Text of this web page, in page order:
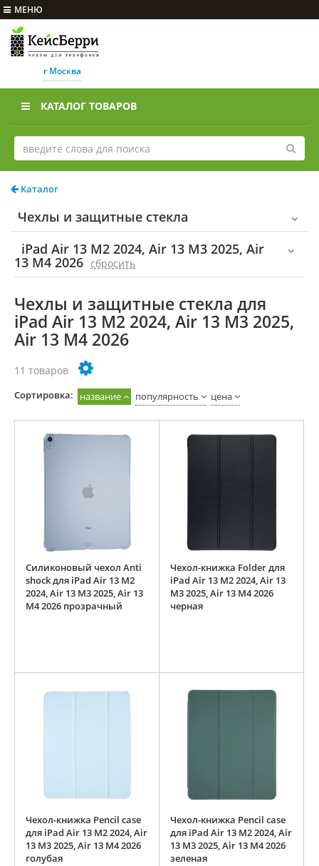
МЕНЮ
г Москва
КАТАЛОГ ТОВАРОВ
Каталог
Чехлы и защитные стекла
iPad Air 13 M2 2024, Air 13 M3 2025, Air
13 M4 2026 cбросить
Чехлы и защитные стекла для
iPad Air 13 M2 2024, Air 13 M3 2025,
Air 13 M4 2026
11 товаров
Cортировка: название популярность цена
Силиконовый чехол Anti
shock для iPad Air 13 M2
2024, Air 13 M3 2025, Air 13
M4 2026 прозрачный
Чехол-книжка Folder для
iPad Air 13 M2 2024, Air 13
M3 2025, Air 13 M4 2026
черная
Чехол-книжка Pencil case
для iPad Air 13 M2 2024, Air
13 M3 2025, Air 13 M4 2026
голубая
Чехол-книжка Pencil case
для iPad Air 13 M2 2024, Air
13 M3 2025, Air 13 M4 2026
зеленая